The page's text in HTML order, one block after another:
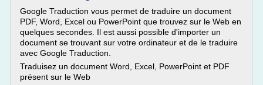
Google Traduction vous permet de traduire un document
PDF, Word, Excel ou PowerPoint que trouvez sur le Web en
quelques secondes. Il est aussi possible d'importer un
document se trouvant sur votre ordinateur et de le traduire
avec Google Traduction.
Traduisez un document Word, Excel, PowerPoint et PDF
présent sur le Web